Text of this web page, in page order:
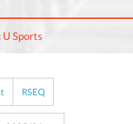
U Sports
RSEQ